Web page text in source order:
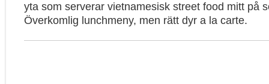
yta som serverar vietnamesisk street food mitt på
Överkomlig lunchmeny, men rätt dyr a la carte.